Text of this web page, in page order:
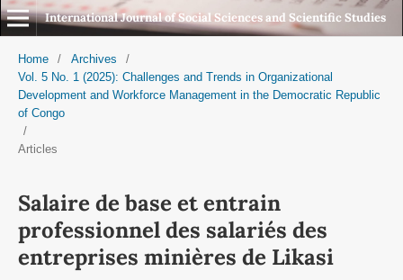
International Journal of Social Sciences and Scientific Studies
Home / Archives
/
Vol. 5 No. 1 (2025): Challenges and Trends in Organizational
Development and Workforce Management in the Democratic Republic
of Congo
/
Articles
Salaire de base et entrain
professionnel des salariés des
entreprises minières de Likasi